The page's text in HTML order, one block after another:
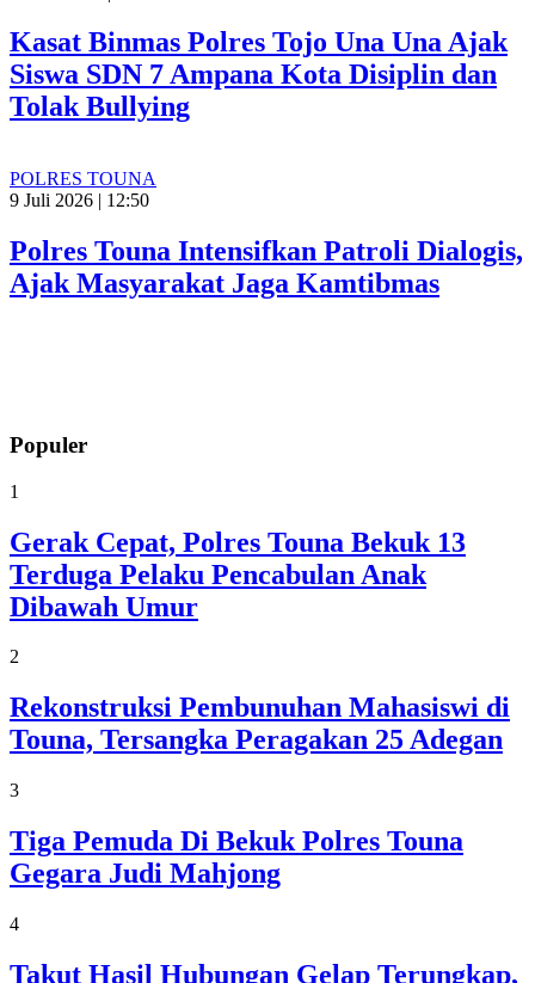
Kasat Binmas Polres Tojo Una Una Ajak
Siswa SDN 7 Ampana Kota Disiplin dan
Tolak Bullying
POLRES TOUNA
9 Juli 2026 | 12:50
Polres Touna Intensifkan Patroli Dialogis,
Ajak Masyarakat Jaga Kamtibmas
Populer
1
Gerak Cepat, Polres Touna Bekuk 13
Terduga Pelaku Pencabulan Anak
Dibawah Umur
2
Rekonstruksi Pembunuhan Mahasiswi di
Touna, Tersangka Peragakan 25 Adegan
3
Tiga Pemuda Di Bekuk Polres Touna
Gegara Judi Mahjong
4
Takut Hasil Hubungan Gelap Terungkap,